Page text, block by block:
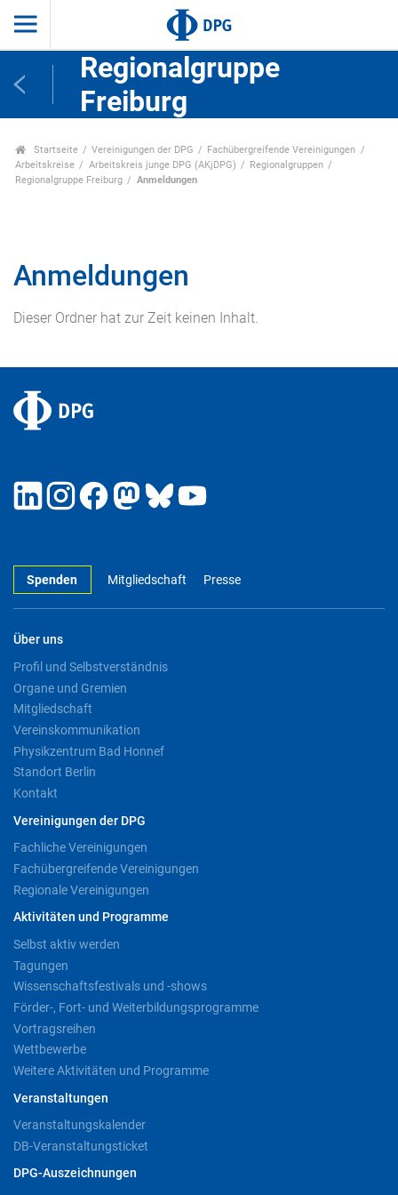
Regionalgruppe
Freiburg
Startseite Vereinigungen der DPG
Fachübergreifende Vereinigungen
Arbeitskreise
Arbeitskreis junge DPG (AKjDPG)
Regionalgruppen
Regionalgruppe Freiburg
Anmeldungen
Anmeldungen
Dieser Ordner hat zur Zeit keinen Inhalt.
Spenden Mitgliedschaft Presse
Über uns
Profil und Selbstverständnis
Organe und Gremien
Mitgliedschaft
Vereinskommunikation
Physikzentrum Bad Honnef
Standort Berlin
Kontakt
Vereinigungen der DPG
Fachliche Vereinigungen
Fachübergreifende Vereinigungen
Regionale Vereinigungen
Aktivitäten und Programme
Selbst aktiv werden
Tagungen
Wissenschaftsfestivals und -shows
Förder-, Fort- und Weiterbildungsprogramme
Vortragsreihen
Wettbewerbe
Weitere Aktivitäten und Programme
Veranstaltungen
Veranstaltungskalender
DB-Veranstaltungsticket
DPG-Auszeichnungen